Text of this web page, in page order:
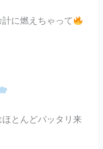
に燃えちゃって
とんどパッタリ来